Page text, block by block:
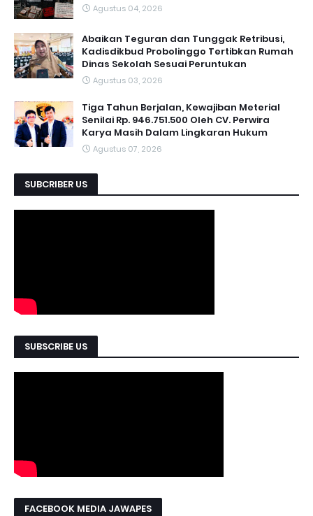
Agustus 04, 2026
Abaikan Teguran dan Tunggak Retribusi,
Kadisdikbud Probolinggo Tertibkan Rumah
Dinas Sekolah Sesuai Peruntukan
Agustus 03, 2026
Tiga Tahun Berjalan, Kewajiban Meterial
Senilai Rp. 946.751.500 Oleh CV. Perwira
Karya Masih Dalam Lingkaran Hukum
Agustus 07, 2026
SUBCRIBER US
SUBSCRIBE US
FACEBOOK MEDIA JAWAPES